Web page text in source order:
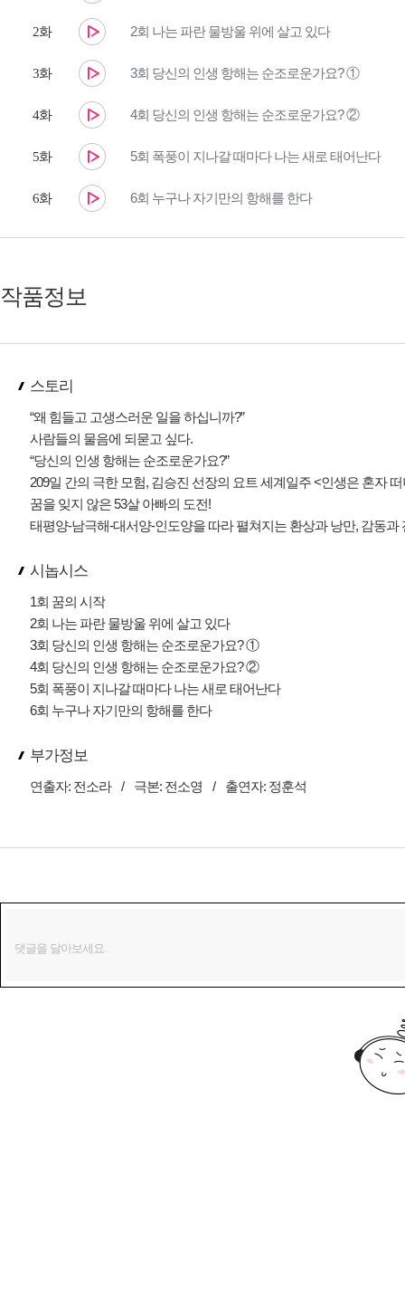
2화 2회 나는 파란 물방울 위에 살고 있다
3화 3회 당신의 인생 항해는 순조로운가요? ①
4화 4회 당신의 인생 항해는 순조로운가요? ②
5화 5회 폭풍이 지나갈 때마다 나는 새로 태어난다
6화 6회 누구나 자기만의 항해를 한다
작품정보
스토리
“왜 힘들고 고생스러운 일을 하십니까?”
사람들의 물음에 되묻고 싶다.
“당신의 인생 항해는 순조로운가요?”
209일 간의 극한 모험, 김승진 선장의 요트 세계일주 <인생은 혼자
꿈을 잊지 않은 53살 아빠의 도전!
태평양-남극해-대서양-인도양을 따라 펼쳐지는 환상과 낭만, 감동과
시놉시스
1회 꿈의 시작
2회 나는 파란 물방울 위에 살고 있다
3회 당신의 인생 항해는 순조로운가요? ①
4회 당신의 인생 항해는 순조로운가요? ②
5회 폭풍이 지나갈 때마다 나는 새로 태어난다
6회 누구나 자기만의 항해를 한다
부가정보
연출자: 전소라 / 극본: 전소영 / 출연자: 정훈석